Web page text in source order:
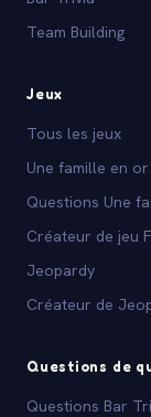
Team Building
Jeux
Tous les jeux
Une famille en or
Questions Une
Créateur de jeu
Jeopardy
Créateur de
Questions de
Questions Bar